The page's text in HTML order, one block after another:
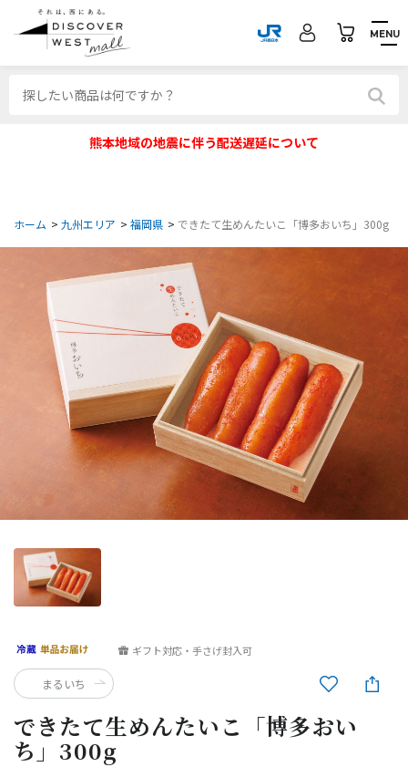
MENU
熊本地域の地震に伴う配送遅延について
ホーム > 九州エリア > 福岡県 > できたて生めんたいこ「博多おいち」300g
できたて生めんたいこ「博多おい
ち」300g
ギフト対応・手さげ封入可
まるいち